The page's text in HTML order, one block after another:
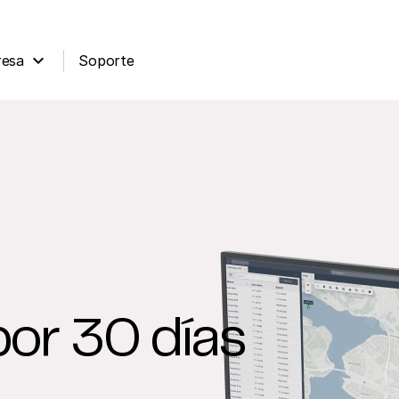
expand_more Soporte
30 días